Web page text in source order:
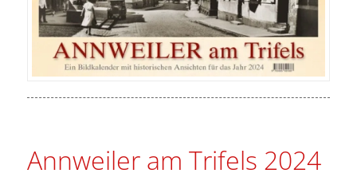
Annweiler am Trifels 2024